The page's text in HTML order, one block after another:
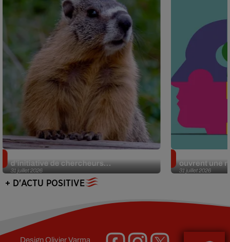
31 juillet 2026
d’initiative de chercheurs...
31 juillet 2026
ouvrent une
+ D'ACTU POSITIVE
DesignOlivier Varma